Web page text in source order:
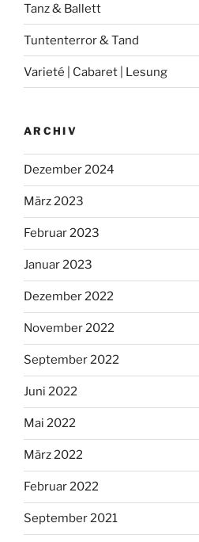
Tanz & Ballett
Tuntenterror & Tand
Varieté | Cabaret | Lesung
ARCHIV
Dezember 2024
März 2023
Februar 2023
Januar 2023
Dezember 2022
November 2022
September 2022
Juni 2022
Mai 2022
März 2022
Februar 2022
September 2021